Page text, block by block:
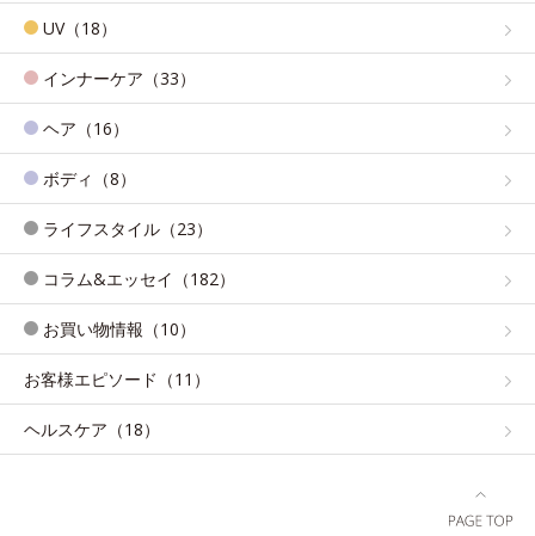
UV（18）
インナーケア（33）
ヘア（16）
ボディ（8）
ライフスタイル（23）
コラム&エッセイ（182）
お買い物情報（10）
お客様エピソード（11）
ヘルスケア（18）